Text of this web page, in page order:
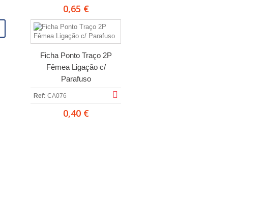
0,65 €
Ficha Ponto Traço 2P
Fêmea Ligação c/
Parafuso
Ref: CA076
0,40 €